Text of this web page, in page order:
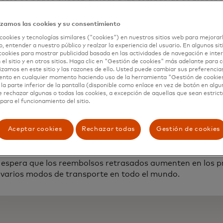
que experimentaron retrasos en los viajes. A medida
de las reglas del lugar de trabajo híbrido y las
las formas más simples y eficientes de procesar
cada vez más importantes.
para realizar
en el
espera que los reembolsos retrasados aumenten en los
varios modos de transporte en todo el mundo.
las cookies y su consentimiento
y tecnologías similares ("cookies") en nuestros sitios web para
entender a nuestro público y realzar la experiencia del usuario. En algunos
para mostrar publicidad basada en las actividades de navegación e
el sitio y en otros sitios. Haga clic en "Gestión de cookies" más adelante para
en este sitio y las razones de ello. Usted puede cambiar sus
en cualquier momento haciendo uso de la herramienta "Gestión de
la parte inferior de la pantalla (disponible como enlace en vez de botón en
rechazar algunas o todas las cookies, a excepción de aquellas que sean
el funcionamiento del sitio.
Aceptar cookies Rechazar todas Gestión de cookies